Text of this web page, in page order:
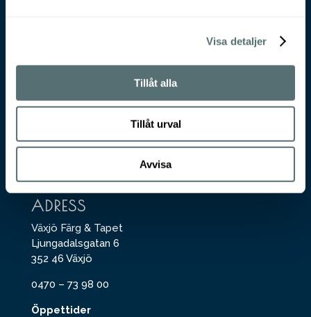
Visa detaljer
Tillåt alla
Tillåt urval
Avvisa
För offerter på arbete inom måleri eller
golvvälggning, maila tillinfo@vft.se
ADRESS
Växjö Färg & Tapet
Ljungadalsgatan 6
352 46 Växjö
0470 – 73 98 00
Öppettider